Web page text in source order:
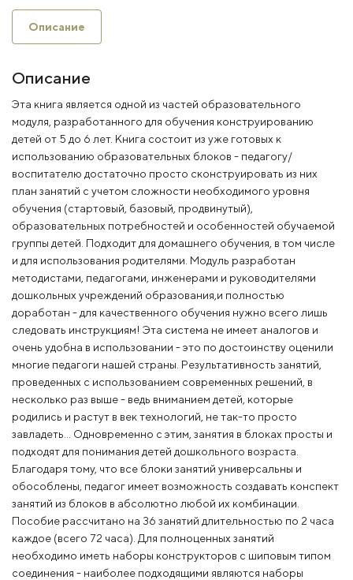
Описание
Описание
Эта книга является одной из частей образовательного
модуля, разработанного для обучения конструированию
детей от 5 до 6 лет. Книга состоит из уже готовых к
использованию образовательных блоков - педагогу/
воспитателю достаточно просто сконструировать из них
план занятий с учетом сложности необходимого уровня
обучения (стартовый, базовый, продвинутый),
образовательных потребностей и особенностей обучаемой
группы детей. Подходит для домашнего обучения, в том числе
и для использования родителями. Модуль разработан
методистами, педагогами, инженерами и руководителями
дошкольных учреждений образования,и полностью
доработан - для качественного обучения нужно всего лишь
следовать инструкциям! Эта система не имеет аналогов и
очень удобна в использовании - это по достоинству оценили
многие педагоги нашей страны. Результативность занятий,
проведенных с использованием современных решений, в
несколько раз выше - ведь вниманием детей, которые
родились и растут в век технологий, не так-то просто
завладеть… Одновременно с этим, занятия в блоках просты и
подходят для понимания детей дошкольного возраста.
Благодаря тому, что все блоки занятий универсальны и
обособлены, педагог имеет возможность создавать конспект
занятий из блоков в абсолютно любой их комбинации.
Пособие рассчитано на 36 занятий длительностью по 2 часа
каждое (всего 72 часа). Для полноценных занятий
необходимо иметь наборы конструкторов с шиповым типом
соединения - наиболее подходящими являются наборы